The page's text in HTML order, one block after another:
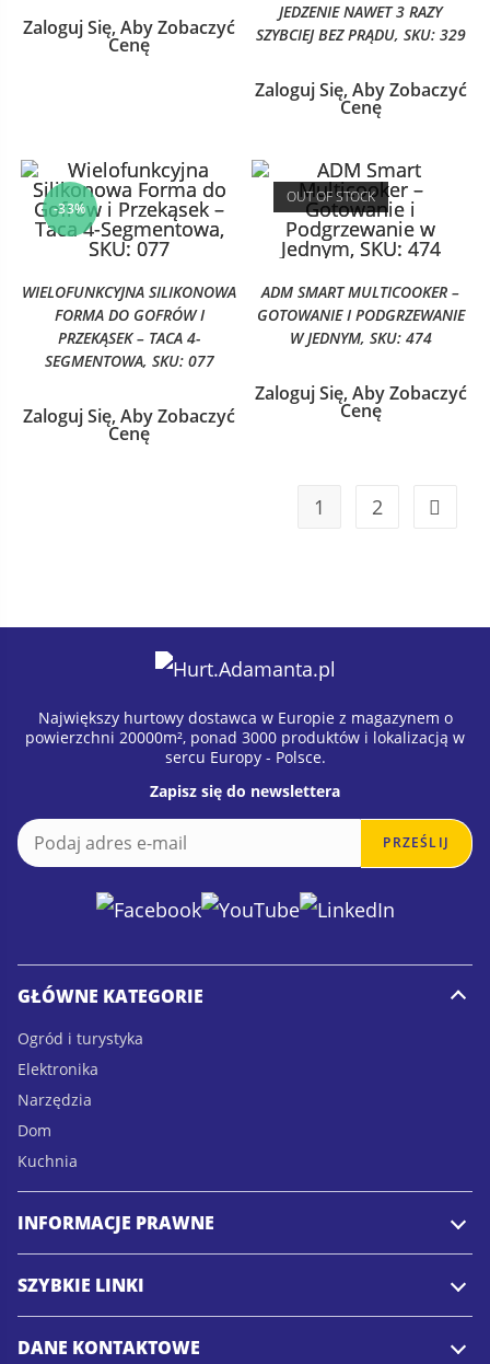
Zaloguj Się, Aby Zobaczyć
Cenę
JEDZENIE NAWET 3 RAZY
SZYBCIEJ BEZ PRĄDU, SKU: 329
Zaloguj Się, Aby Zobaczyć
Cenę
-33%
WIELOFUNKCYJNA SILIKONOWA
FORMA DO GOFRÓW I
PRZEKĄSEK – TACA 4-
SEGMENTOWA, SKU: 077
Zaloguj Się, Aby Zobaczyć
Cenę
OUT OF STOCK
ADM SMART MULTICOOKER –
GOTOWANIE I PODGRZEWANIE
W JEDNYM, SKU: 474
Zaloguj Się, Aby Zobaczyć
Cenę
1 2
Największy hurtowy dostawca w Europie z magazynem o
powierzchni 20000m², ponad 3000 produktów i lokalizacją w
sercu Europy - Polsce.
Zapisz się do newslettera
a
i
l
E
m
PRZEŚLIJ
GŁÓWNE KATEGORIE
Ogród i turystyka
Elektronika
Narzędzia
Dom
Kuchnia
INFORMACJE PRAWNE
SZYBKIE LINKI
DANE KONTAKTOWE